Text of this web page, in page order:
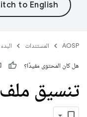
AOSP المستندات البدء
هل كان المحتوى مفيدًا؟
تنسيق ملف Android